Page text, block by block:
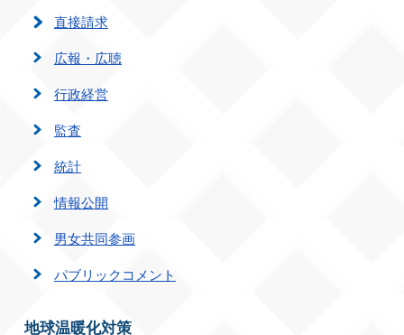
直接請求
広報・広聴
行政経営
監査
統計
情報公開
男女共同参画
パブリックコメント
地球温暖化対策